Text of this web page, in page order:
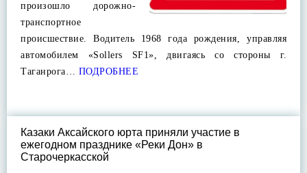
произошло дорожно-
транспортное
происшествие. Водитель 1968 года рождения, управляя
автомобилем «Sollers SF1», двигаясь со стороны г.
Таганрога… ПОДРОБНЕЕ
Казаки Аксайского юрта приняли участие в
ежегодном празднике «Реки Дон» в
Старочеркасской